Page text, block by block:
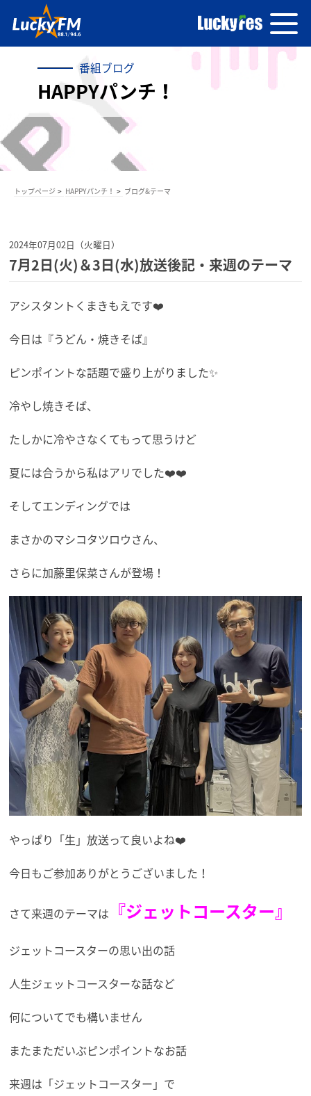
番組ブログ
HAPPYパンチ！
トップページ HAPPYパンチ！ ブログ&テーマ
2024年07月02日（火曜日）
7月2日(火)＆3日(水)放送後記・来週のテーマ
アシスタントくまきもえです❤️
今日は『うどん・焼きそば』
ピンポイントな話題で盛り上がりました✨
冷やし焼きそば、
たしかに冷やさなくてもって思うけど
夏には合うから私はアリでした❤️❤️
そしてエンディングでは
まさかのマシコタツロウさん、
さらに加藤里保菜さんが登場！
やっぱり「生」放送って良いよね❤️
今日もご参加ありがとうございました！
さて来週のテーマは 『ジェットコースター』
ジェットコースターの思い出の話
人生ジェットコースターな話など
何についてでも構いません
またまただいぶピンポイントなお話
来週は「ジェットコースター」で